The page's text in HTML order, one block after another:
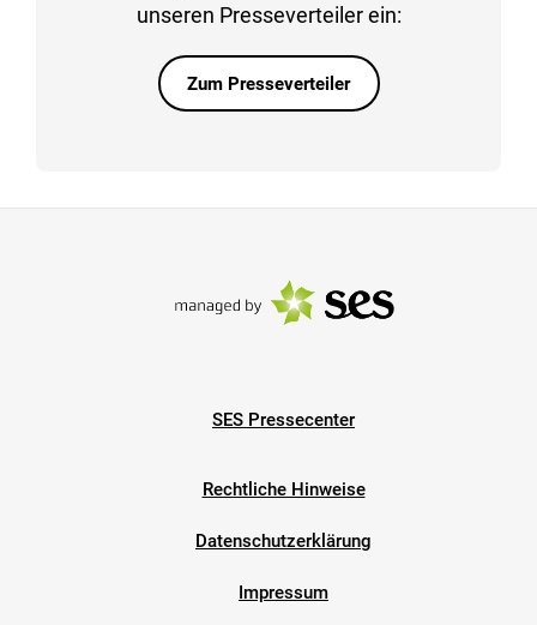
unseren Presseverteiler ein:
Zum Presseverteiler
SES Pressecenter
Rechtliche Hinweise
Datenschutzerklärung
Impressum